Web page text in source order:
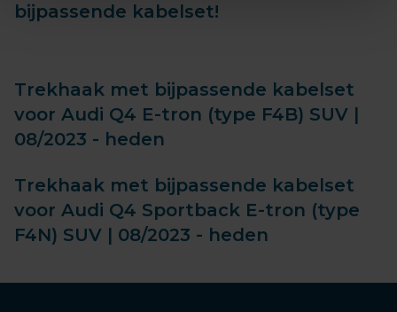
bijpassende kabelset!
Trekhaak met bijpassende kabelset
voor Audi Q4 E-tron (type F4B) SUV |
08/2023 - heden
Trekhaak met bijpassende kabelset
voor Audi Q4 Sportback E-tron (type
F4N) SUV | 08/2023 - heden